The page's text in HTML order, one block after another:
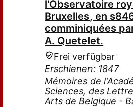
l'Observatoire
Bruxelles, en
comminiquées
A. Quetelet.
Frei verfügbar
Erschienen: 1847
Mémoires de
Sciences, des
Arts de Belgique -